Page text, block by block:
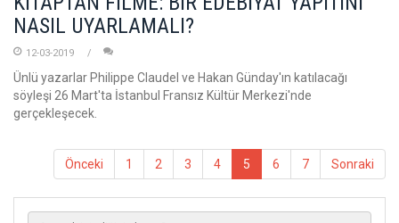
NASIL UYARLAMALI?
12-03-2019
Ünlü yazarlar Philippe Claudel ve Hakan Günday'ın katılacağı
söyleşi 26 Mart'ta İstanbul Fransız Kültür Merkezi'nde
gerçekleşecek.
Önceki 1 2 3 4 5 6 7 Sonraki